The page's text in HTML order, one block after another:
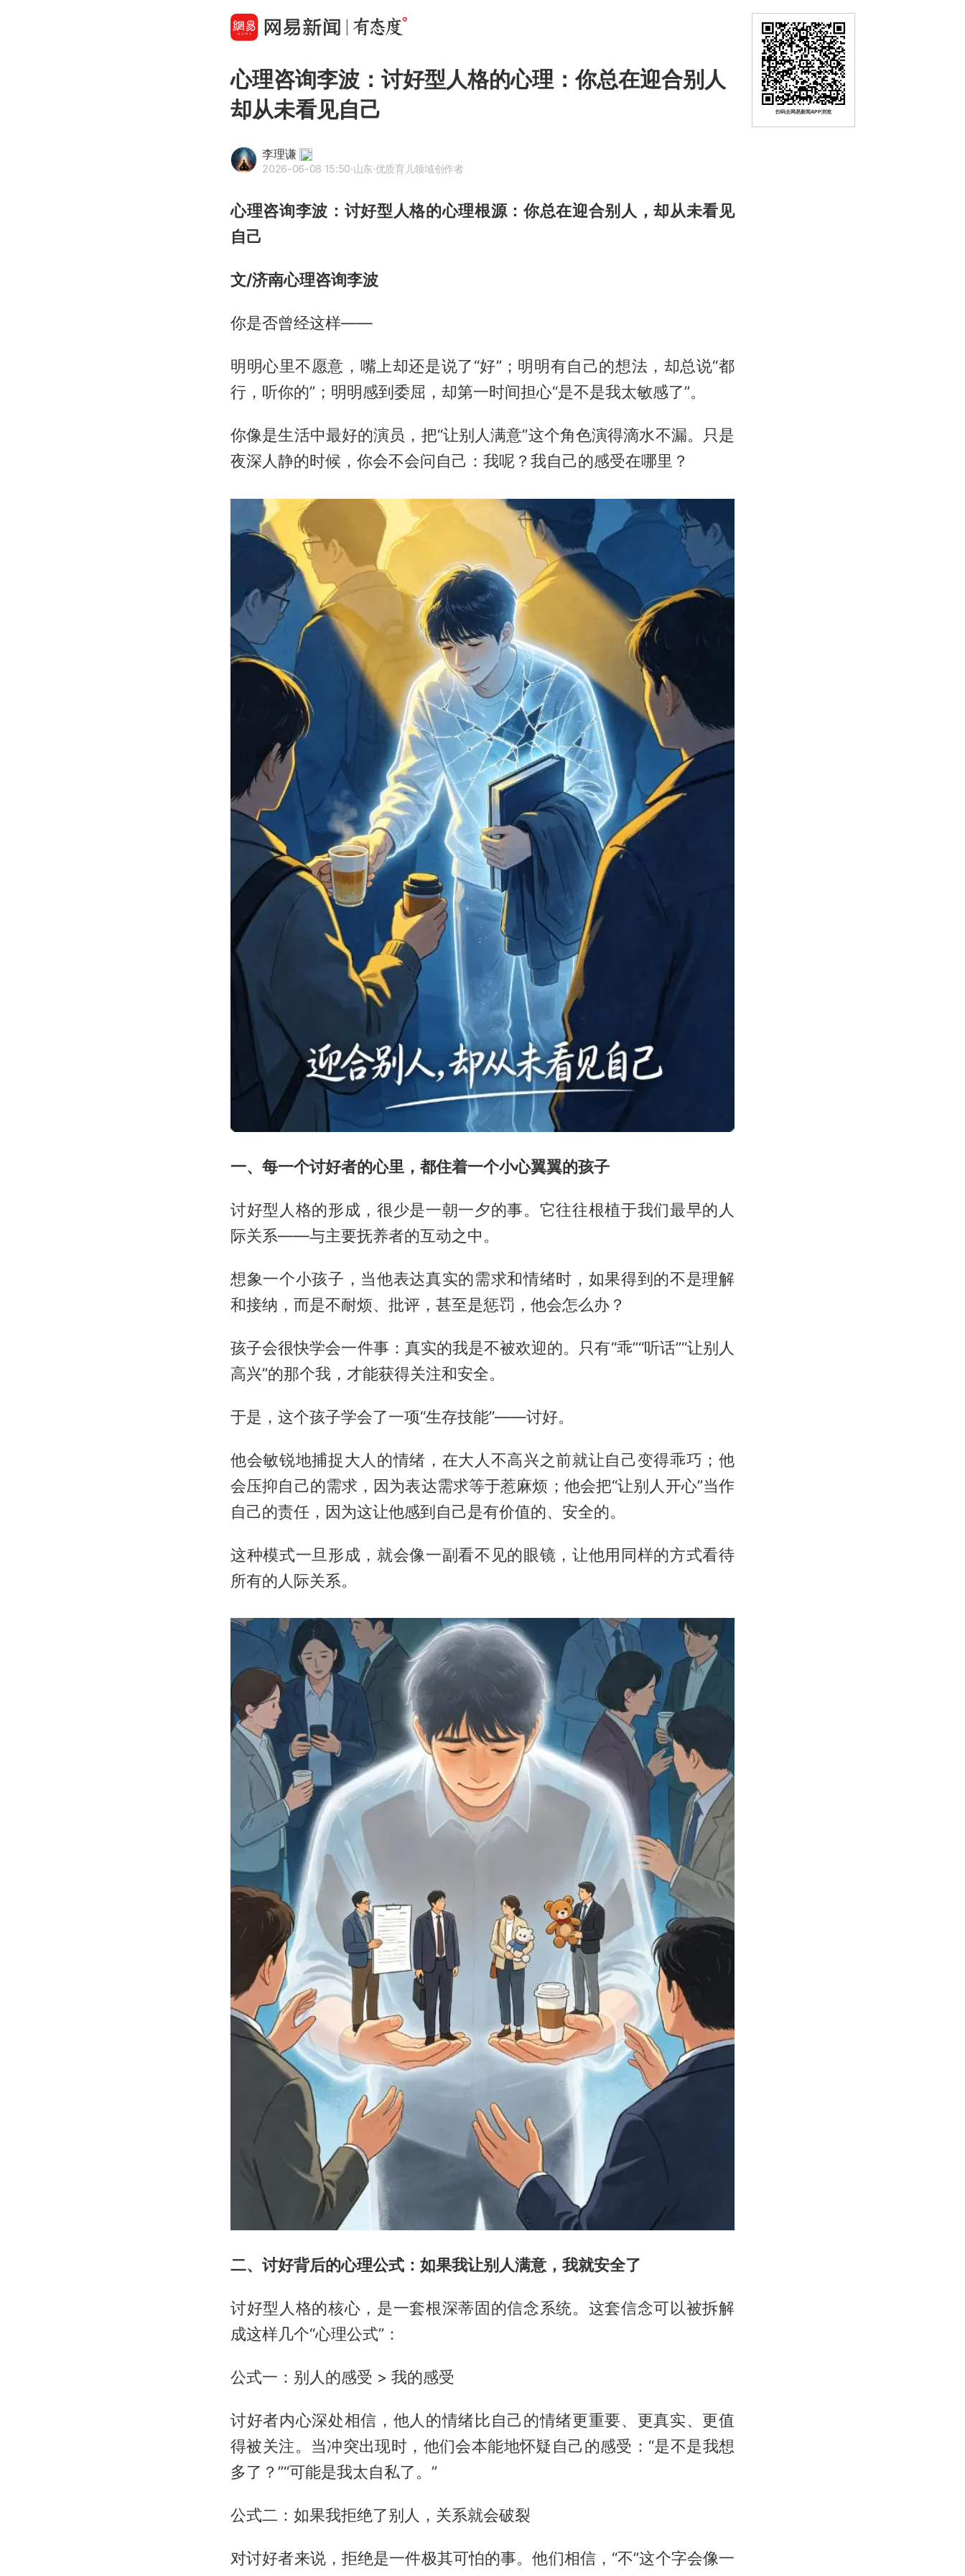
心理咨询李波：讨好型人格的心理：你总在迎合别人
却从未看见自己
李理谦
2026-06-08 15:50·山东·优质育儿领域创作者
心理咨询李波：讨好型人格的心理根源：你总在迎合别人，却从未看见
自己
文/济南心理咨询李波
你是否曾经这样——
明明心里不愿意，嘴上却还是说了“好”；明明有自己的想法，却总说“都
行，听你的”；明明感到委屈，却第一时间担心“是不是我太敏感了”。
你像是生活中最好的演员，把“让别人满意”这个角色演得滴水不漏。只是
夜深人静的时候，你会不会问自己：我呢？我自己的感受在哪里？
一、每一个讨好者的心里，都住着一个小心翼翼的孩子
讨好型人格的形成，很少是一朝一夕的事。它往往根植于我们最早的人
际关系——与主要抚养者的互动之中。
想象一个小孩子，当他表达真实的需求和情绪时，如果得到的不是理解
和接纳，而是不耐烦、批评，甚至是惩罚，他会怎么办？
孩子会很快学会一件事：真实的我是不被欢迎的。只有“乖”“听话”“让别人
高兴”的那个我，才能获得关注和安全。
于是，这个孩子学会了一项“生存技能”——讨好。
他会敏锐地捕捉大人的情绪，在大人不高兴之前就让自己变得乖巧；他
会压抑自己的需求，因为表达需求等于惹麻烦；他会把“让别人开心”当作
自己的责任，因为这让他感到自己是有价值的、安全的。
这种模式一旦形成，就会像一副看不见的眼镜，让他用同样的方式看待
所有的人际关系。
二、讨好背后的心理公式：如果我让别人满意，我就安全了
讨好型人格的核心，是一套根深蒂固的信念系统。这套信念可以被拆解
成这样几个“心理公式”：
公式一：别人的感受 > 我的感受
讨好者内心深处相信，他人的情绪比自己的情绪更重要、更真实、更值
得被关注。当冲突出现时，他们会本能地怀疑自己的感受：“是不是我想
多了？”“可能是我太自私了。”
公式二：如果我拒绝了别人，关系就会破裂
对讨好者来说，拒绝是一件极其可怕的事。他们相信，“不”这个字会像一
扫码去网易新闻APP浏览